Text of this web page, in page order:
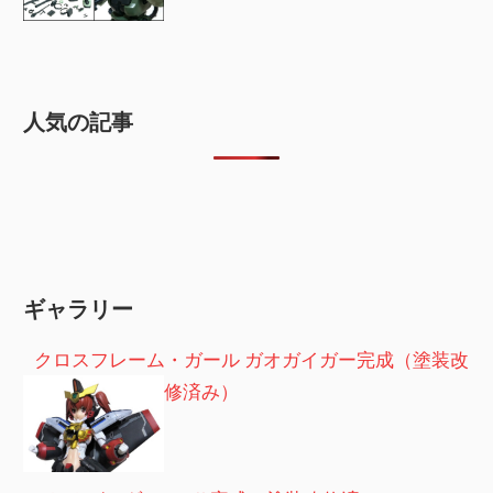
人気の記事
ギャラリー
クロスフレーム・ガール ガオガイガー完成（塗装改
修済み）